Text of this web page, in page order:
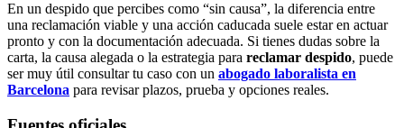
En un despido que percibes como “sin causa”, la diferencia entre
una reclamación viable y una acción caducada suele estar en actuar
pronto y con la documentación adecuada. Si tienes dudas sobre la
carta, la causa alegada o la estrategia para reclamar despido, puede
ser muy útil consultar tu caso con un abogado laboralista en
Barcelona para revisar plazos, prueba y opciones reales.